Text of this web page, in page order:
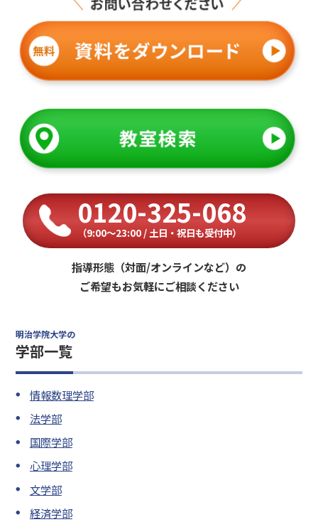
0120-325-068
（9:00〜23:00 / 土日・祝日も受付中）
指導形態（対面/オンラインなど）の
ご希望もお気軽にご相談ください
明治学院大学の
学部一覧
情報数理学部
法学部
国際学部
心理学部
文学部
経済学部